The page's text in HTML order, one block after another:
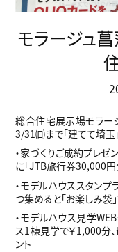
モラージュ
総合住宅展示場モラー
3/31㈰まで「建てて埼玉
・家づくりご成約プレ
に「JTB旅行券30,000円
・モデルハウススタン
つ集めると「お楽しみ袋
・モデルハウス見学
ス1棟見学で￥1,000分
ント